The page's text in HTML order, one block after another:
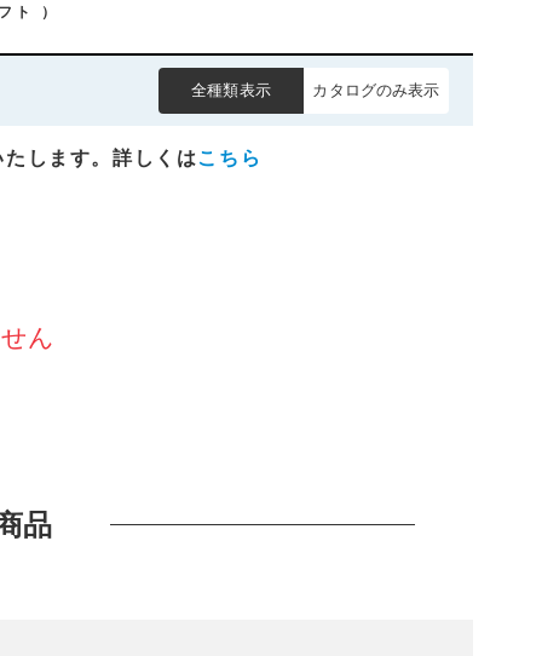
ト ）
全種類表示 カタログのみ表示
します。詳しくはこちら
ん
品